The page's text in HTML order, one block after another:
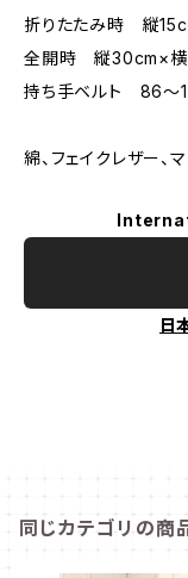
折りたたみ時 縦
全開時 縦30cm×横
持ち手ベルト 86〜
綿、フェイクレザー、
日
同じカテゴリの商